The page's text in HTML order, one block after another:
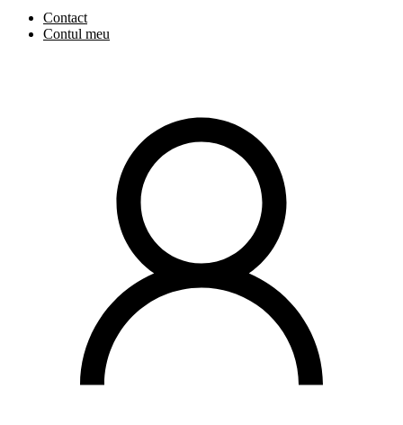
Contact
Contul meu